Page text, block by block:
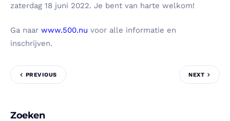
zaterdag 18 juni 2022. Je bent van harte welkom!
Ga naar www.500.nu voor alle informatie en
inschrijven.
PREVIOUS NEXT
Zoeken